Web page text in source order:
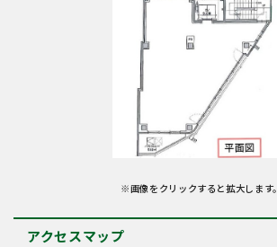
※画像をクリックすると拡大します。
アクセスマップ